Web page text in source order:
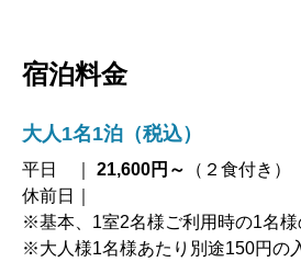
宿泊料金
大人1名1泊（税込）
平日 ｜ 21,600円～
（２食付き）
休前日｜
※基本、1室2名様ご利用時の1名様
※大人様1名様あたり別途150円の